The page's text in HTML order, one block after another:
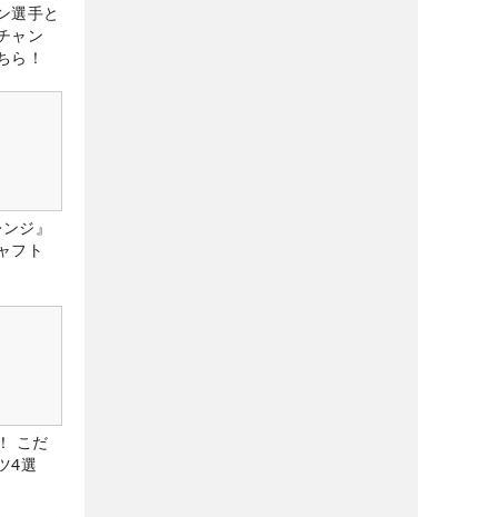
選手と
ャン
ら！
ジ』
フト
こだ
4選